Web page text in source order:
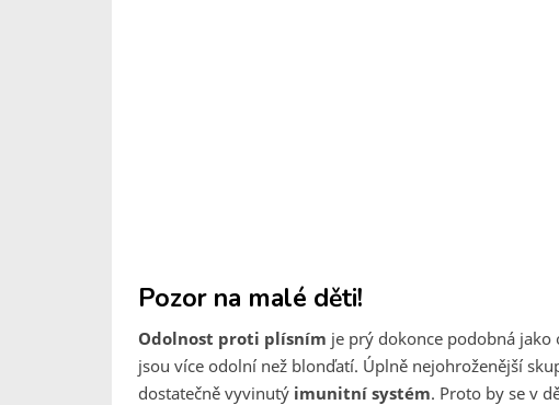
Pozor na malé děti!
Odolnost proti plísním je prý dokonce podobná jako
jsou více odolní než blonďatí. Úplně nejohroženější
dostatečně vyvinutý imunitní systém. Proto by se v